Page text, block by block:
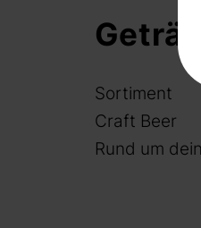
Sortiment
Craft Beer
Rund um